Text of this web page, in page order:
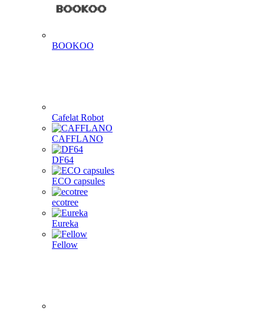
BOOKOO
Cafelat Robot
CAFFLANO
DF64
ECO capsules
ecotree
Eureka
Fellow